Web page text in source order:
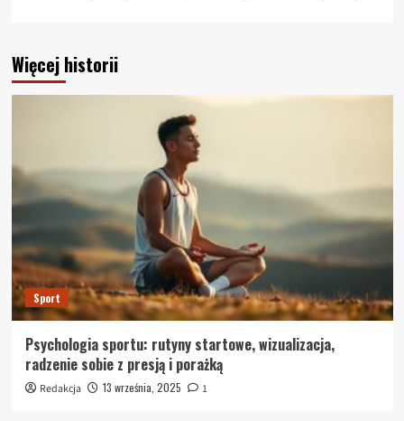
Więcej historii
Sport
Psychologia sportu: rutyny startowe, wizualizacja,
radzenie sobie z presją i porażką
Redakcja 13 września, 2025 1